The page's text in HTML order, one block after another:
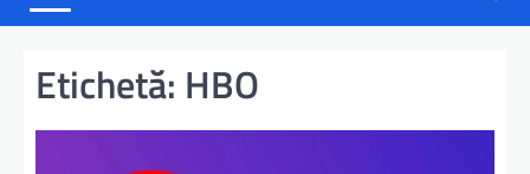
Etichetă: HBO